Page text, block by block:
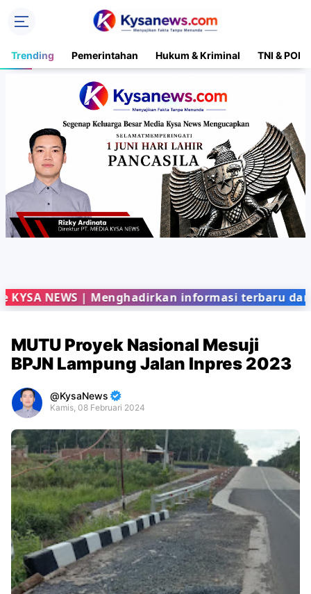
Trending Pemerintahan Hukum & Kriminal TNI &
| Menghadirkan informasi terbaru dari
MUTU Proyek Nasional Mesuji
BPJN Lampung Jalan Inpres 2023
KysaNews
Kamis, 08 Februari 2024
Premium
By
Raushan
Design
With
Shroff
Templates